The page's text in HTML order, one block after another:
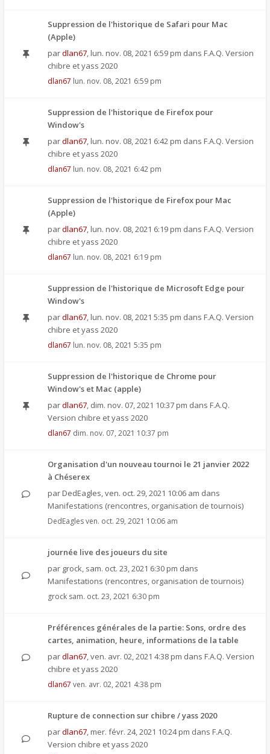
Suppression de l'historique de Safari pour Mac
(Apple)
pardlan67, lun. nov. 08, 2021 6:59 pm dans F.A.Q. Version
chibre et yass 2020
dlan67 lun. nov. 08, 2021 6:59 pm
Suppression de l'historique de Firefox pour
Window's
pardlan67, lun. nov. 08, 2021 6:42 pm dans F.A.Q. Version
chibre et yass 2020
dlan67 lun. nov. 08, 2021 6:42 pm
Suppression de l'historique de Firefox pour Mac
(Apple)
pardlan67, lun. nov. 08, 2021 6:19 pm dans F.A.Q. Version
chibre et yass 2020
dlan67 lun. nov. 08, 2021 6:19 pm
Suppression de l'historique de Microsoft Edge pour
Window's
pardlan67, lun. nov. 08, 2021 5:35 pm dans F.A.Q. Version
chibre et yass 2020
dlan67 lun. nov. 08, 2021 5:35 pm
Suppression de l'historique de Chrome pour
Window's et Mac (apple)
pardlan67, dim. nov. 07, 2021 10:37 pm dans F.A.Q.
Version chibre et yass 2020
dlan67 dim. nov. 07, 2021 10:37 pm
Organisation d'un nouveau tournoi le 21 janvier 2022
à Chéserex
par DedEagles,ven. oct. 29, 2021 10:06 am dans
Manifestations (rencontres, organisation de tournois)
DedEaglesven. oct. 29, 2021 10:06 am
journée live des joueurs du site
par grock, sam. oct. 23, 2021 6:30 pm dans
Manifestations (rencontres, organisation de tournois)
grock sam. oct. 23, 2021 6:30 pm
Préférences générales de la partie: Sons, ordre des
cartes, animation, heure, informations de la table
pardlan67,ven. avr. 02, 2021 4:38 pm dans F.A.Q. Version
chibre et yass 2020
dlan67 ven. avr. 02, 2021 4:38 pm
Rupture de connection sur chibre / yass 2020
pardlan67, mer. févr. 24, 2021 10:24 pm dans F.A.Q.
Version chibre et yass 2020